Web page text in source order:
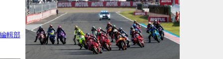
輯部